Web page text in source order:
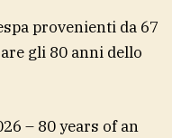
provenienti da 67
gli 80 anni dello
– 80 years of an